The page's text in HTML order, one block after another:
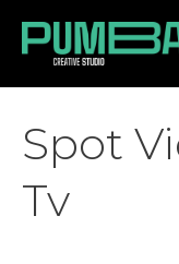
Spot
Tv